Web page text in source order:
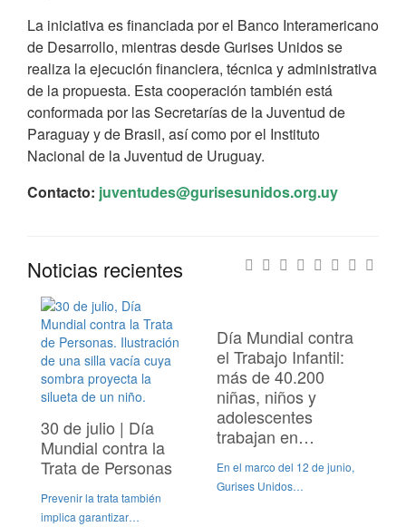
La iniciativa es financiada por el Banco Interamericano
de Desarrollo, mientras desde Gurises Unidos se
realiza la ejecución financiera, técnica y administrativa
de la propuesta. Esta cooperación también está
conformada por las Secretarías de la Juventud de
Paraguay y de Brasil, así como por el Instituto
Nacional de la Juventud de Uruguay.
Contacto: juventudes@gurisesunidos.org.uy
Noticias recientes
30 de julio | Día
Mundial contra la
Trata de Personas
Prevenir la trata también
implica garantizar…
Día Mundial contra
el Trabajo Infantil:
más de 40.200
niñas, niños y
adolescentes
trabajan en…
En el marco del 12 de junio,
Gurises Unidos…